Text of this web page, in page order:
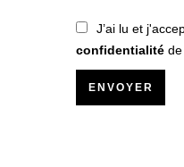
J’ai lu et
confidentialité
ENVOYER